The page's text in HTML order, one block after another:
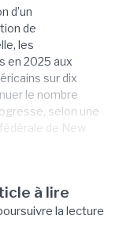
d’un
de
les
en 2025 aux
sur dix
le nombre
selon une
de New
à lire
la lecture